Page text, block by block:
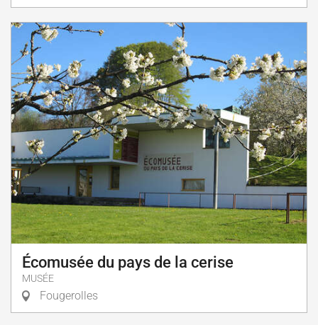
Écomusée du pays de la cerise
MUSÉE
Fougerolles